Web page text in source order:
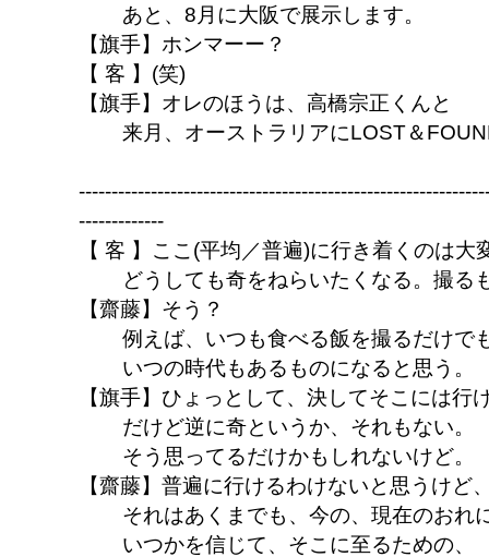
あと、8月に大阪で展示します。
【旗手】ホンマーー？
【 客 】(笑)
【旗手】オレのほうは、高橋宗正くんと
来月、オーストラリアにLOST＆
-------------
【 客 】ここ(平均／普遍)に行き着くのは大
どうしても奇をねらいたくなる。撮る
【齋藤】そう？
例えば、いつも食べる飯を撮るだけで
いつの時代もあるものになると思う。
【旗手】ひょっとして、決してそこには行
だけど逆に奇というか、それもない。
そう思ってるだけかもしれないけど。
【齋藤】普遍に行けるわけないと思うけど
それはあくまでも、今の、現在のおれ
いつかを信じて、そこに至るための、